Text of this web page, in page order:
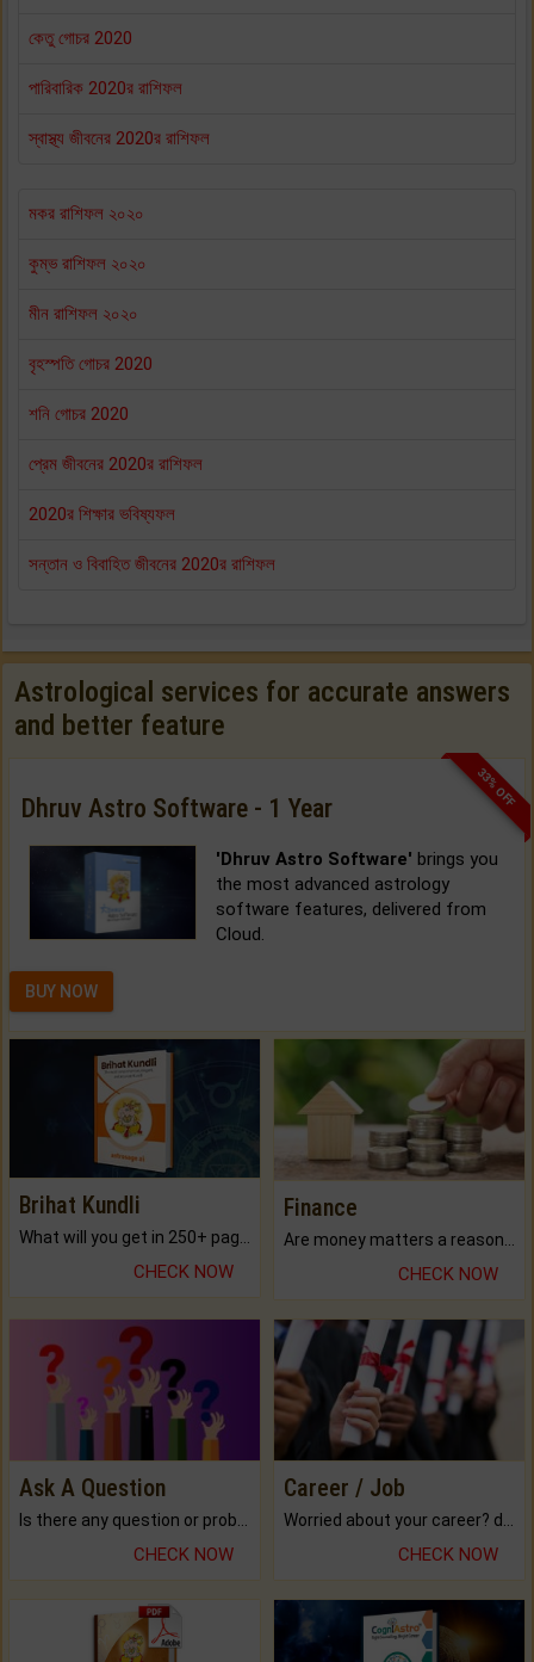
কেতু গোচর 2020
পারিবারিক 2020র রাশিফল
স্বাস্থ্য জীবনের 2020র রাশিফল
মকর রাশিফল ২০২০
কুম্ভ রাশিফল ২০২০
মীন রাশিফল ২০২০
বৃহস্পতি গোচর 2020
শনি গোচর 2020
প্রেম জীবনের 2020র রাশিফল
2020র শিক্ষার ভবিষ্যফল
সন্তান ও বিবাহিত জীবনের 2020র রাশিফল
Astrological services for accurate answers
and better feature
33% OFF
Dhruv Astro Software - 1 Year
'Dhruv Astro Software' brings you
the most advanced astrology
software features, delivered from
Cloud.
BUY NOW
Brihat Kundli
CHECK NOW
Finance
CHECK NOW
Ask A Question
CHECK NOW
Career / Job
CHECK NOW